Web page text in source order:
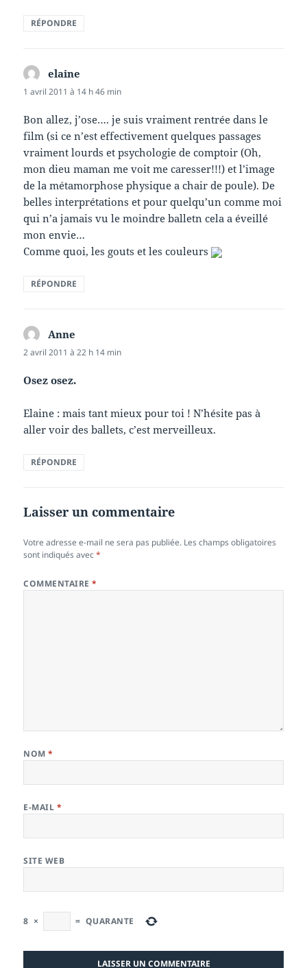
RÉPONDRE
elaine
1 avril 2011 à 14 h 46 min
Bon allez, j’ose…. je suis vraiment rentrée dans le
film (si ce n’est effectivement quelques passages
vraiment lourds et psychologie de comptoir (Oh,
mon dieu maman me voit me caresser!!!) et l’image
de la métamorphose physique a chair de poule). De
belles interprétations et pour quelqu’un comme moi
qui n’a jamais vu le moindre balletn cela a éveillé
mon envie…
Comme quoi, les gouts et les couleurs
RÉPONDRE
Anne
2 avril 2011 à 22 h 14 min
Osez osez.
Elaine : mais tant mieux pour toi ! N’hésite pas à
aller voir des ballets, c’est merveilleux.
RÉPONDRE
Laisser un commentaire
Votre adresse e-mail ne sera pas publiée. Les champs obligatoires
sont indiqués avec*
COMMENTAIRE*
NOM*
E-MAIL *
SITE WEB
8 × = QUARANTE